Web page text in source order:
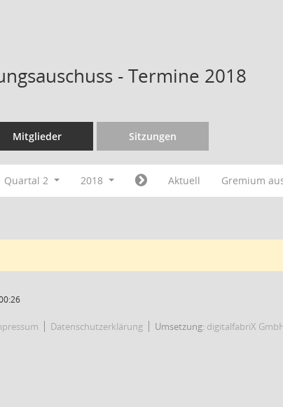
- Termine 2018
Mitglieder Sitzungen
Quartal 2 2018 Aktuell Gremium
Datenschutzerklärung Umsetzung: digitalfabriX